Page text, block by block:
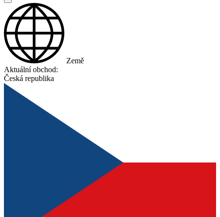
Země
Aktuální obchod:
Česká republika